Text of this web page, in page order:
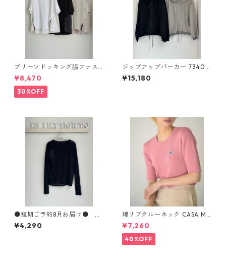
プリーツドッキング脇ファス
ナーpullover 613983 uncarn
et 2604-017
¥8,470
30%OFF
ジップアップパーカー 73400
7 uncarnet
¥15,180
●短期ご予約8月お届け● パ
ワーネットフロッキードットp
tクルーネックPO WTS7103 h
¥4,290
綿リブクルーネック CASA MU
SIK 933603 2602a-047
¥7,260
40%OFF